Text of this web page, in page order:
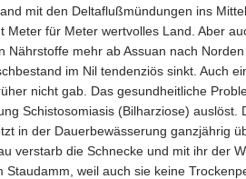
mit den Deltaflußmündungen ins
Meter für Meter wertvolles Land. Aber
Nährstoffe mehr ab Assuan nach
im Nil tendenziös sinkt. Auch
nicht gab. Das gesundheitliche
Schistosomiasis (Bilharziose) auslöst.
in der Dauerbewässerung ganzjährig
verstarb die Schnecke und mit ihr der
weil auch sie keine